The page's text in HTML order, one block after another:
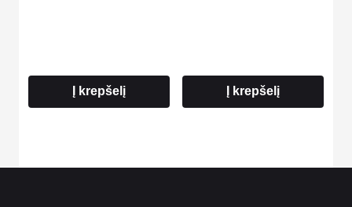
Į krepšelį Į krepšelį